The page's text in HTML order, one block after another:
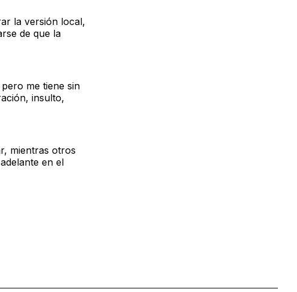
la versión local,
de que la
me tiene sin
insulto,
mientras otros
en el